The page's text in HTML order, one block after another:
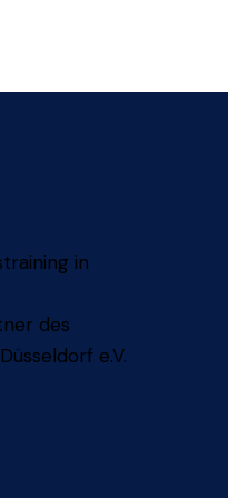
in
des
e.V.